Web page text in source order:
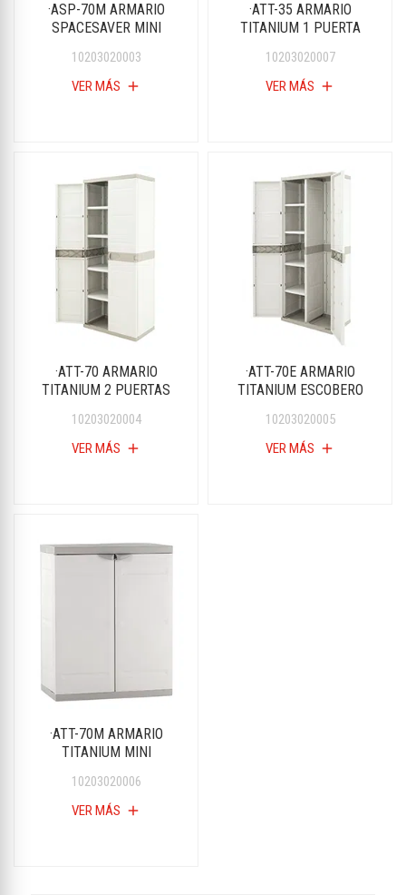
·ASP-70M ARMARIO
SPACESAVER MINI
10203020003
VER MÁS add
·ATT-35 ARMARIO
TITANIUM 1 PUERTA
10203020007
VER MÁS add
·ATT-70 ARMARIO
TITANIUM 2 PUERTAS
10203020004
VER MÁS add
·ATT-70E ARMARIO
TITANIUM ESCOBERO
10203020005
VER MÁS add
·ATT-70M ARMARIO
TITANIUM MINI
10203020006
VER MÁS add